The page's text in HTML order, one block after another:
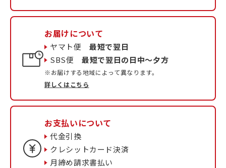
お届けについて
ヤマト便最短で翌日
SBS便最短で翌日の日中〜夕方
※お届けする地域によって異なります。
詳しくはこちら
お支払いについて
代金引換
クレシットカード決済
月締め請求書払い